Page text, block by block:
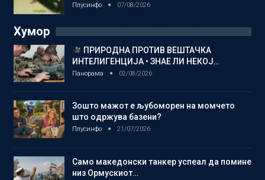
Плусинфо 07/08/2026
Хумор
ПРИРОДНА ПРОТИВ ВЕШТАЧКА
ИНТЕЛИГЕНЦИЈА • ЗНАЕ ЛИ НЕКОЈ…
Панорама 02/08/2026
Зошто мажот е љубоморен на момчето
што одржува базени?
Плусинфо 21/07/2026
Само македонски танкер успеал да помине
низ Ормускиот…